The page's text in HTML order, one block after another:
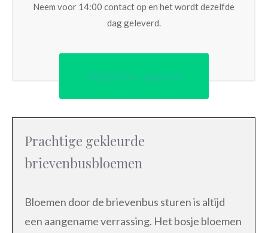
Neem voor 14:00 contact op en het wordt dezelfde
dag geleverd.
Bekijk het aanbod
Prachtige gekleurde
brievenbusbloemen
Bloemen door de brievenbus sturen is altijd
een aangename verrassing. Het bosje bloemen